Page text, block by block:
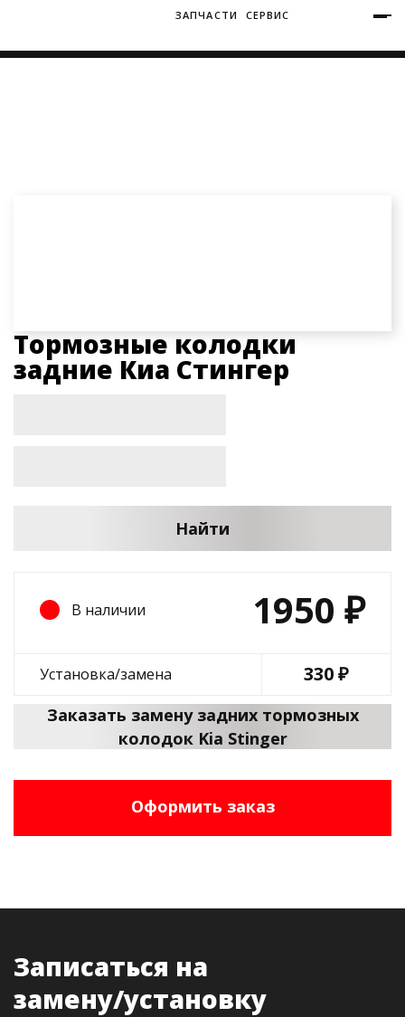
ЗАПЧАСТИ СЕРВИС
Тормозные колодки
задние Киа Стингер
Найти
В наличии 1950 ₽
Установка/замена 330 ₽
Заказать замену задних тормозных
колодок Kia Stinger
Оформить заказ
Записаться на
замену/установку